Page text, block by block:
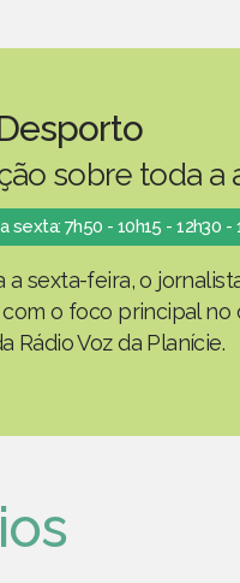
sobre toda a
sexta: 7h50 - 10h15 - 12h30 -
a sexta-feira, o
o foco principal no
Rádio Voz da Planície.